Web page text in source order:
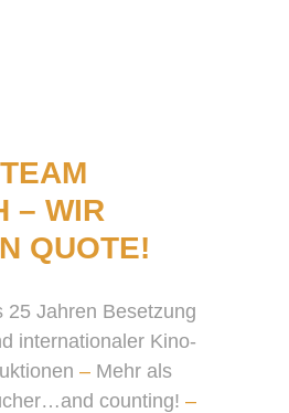
– WIR
QUOTE!
25 Jahren Besetzung
internationaler Kino-
– Mehr als
counting! –